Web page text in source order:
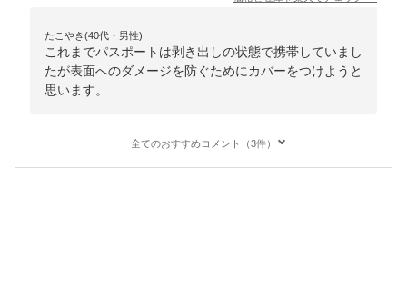
たこやき(40代・男性)
これまでパスポートは剥き出しの状態で携帯していまし
たが表面へのダメージを防ぐためにカバーをつけようと
思います。
全てのおすすめコメント（3件）